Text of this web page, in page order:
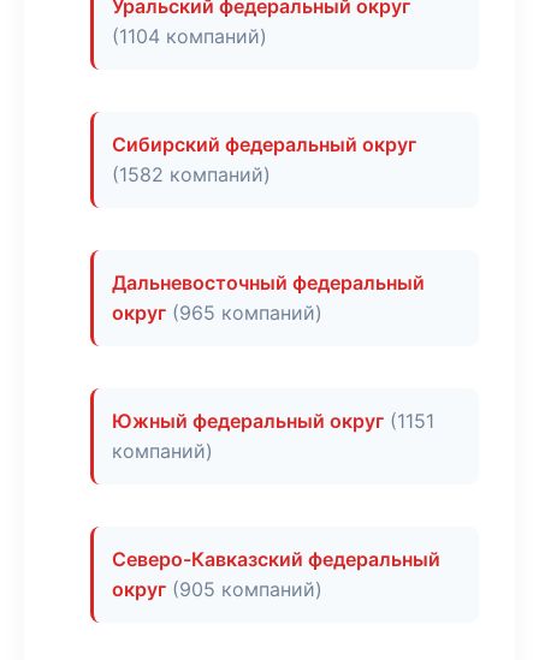
Уральский федеральный округ
(1104 компаний)
Сибирский федеральный округ
(1582 компаний)
Дальневосточный федеральный
округ (965 компаний)
Южный федеральный округ (1151
компаний)
Северо-Кавказский федеральный
округ (905 компаний)